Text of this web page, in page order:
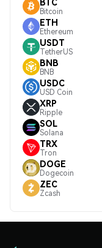
Bitcoin
ETH
Ethereum
USDT
TetherUS
BNB
BNB
USDC
USD Coin
XRP
Ripple
SOL
Solana
TRX
Tron
DOGE
Dogecoin
ZEC
Zcash